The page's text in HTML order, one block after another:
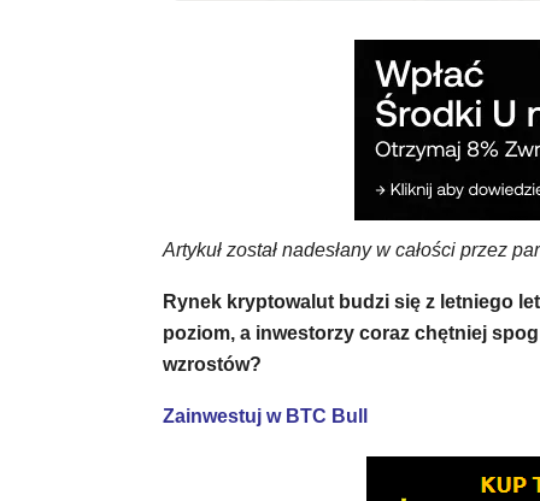
Artykuł został nadesłany w całości przez
Rynek kryptowalut budzi się z letniego
poziom, a inwestorzy coraz chętniej
wzrostów?
Zainwestuj w BTC Bull